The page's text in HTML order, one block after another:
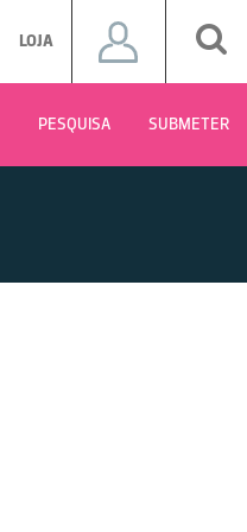
LOJA
PESQUISA SUBMETER